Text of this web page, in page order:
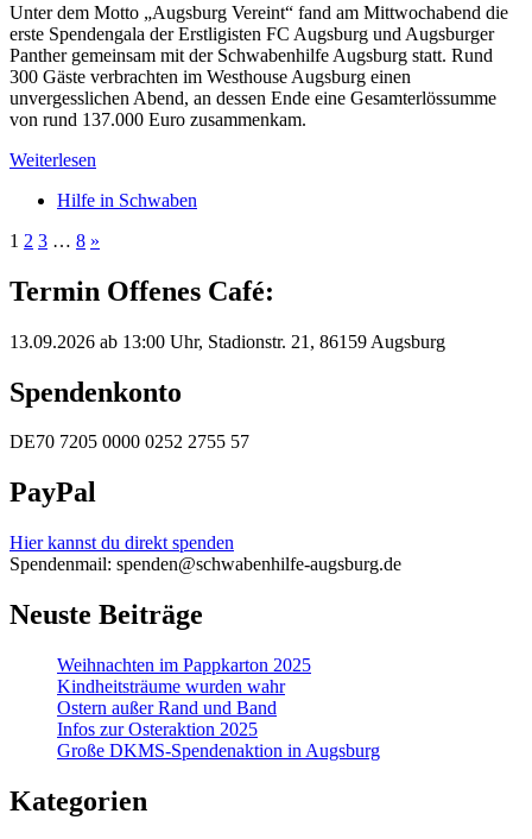
Unter dem Motto „Augsburg Vereint“ fand am Mittwochabend die
erste Spendengala der Erstligisten FC Augsburg und Augsburger
Panther gemeinsam mit der Schwabenhilfe Augsburg statt. Rund
300 Gäste verbrachten im Westhouse Augsburg einen
unvergesslichen Abend, an dessen Ende eine Gesamterlössumme
von rund 137.000 Euro zusammenkam.
Weiterlesen
Hilfe in Schwaben
Seitennummerierung
der
Beiträge
1 2 3 … 8 Nächste
»
Termin Offenes Café:
13.09.2026 ab 13:00 Uhr, Stadionstr. 21, 86159 Augsburg
Spendenkonto
DE70 7205 0000 0252 2755 57
PayPal
Hier kannst du direkt spenden
Spendenmail: spenden@schwabenhilfe-augsburg.de
Neuste Beiträge
Weihnachten im Pappkarton 2025
Kindheitsträume wurden wahr
Ostern außer Rand und Band
Infos zur Osteraktion 2025
Große DKMS-Spendenaktion in Augsburg
Kategorien